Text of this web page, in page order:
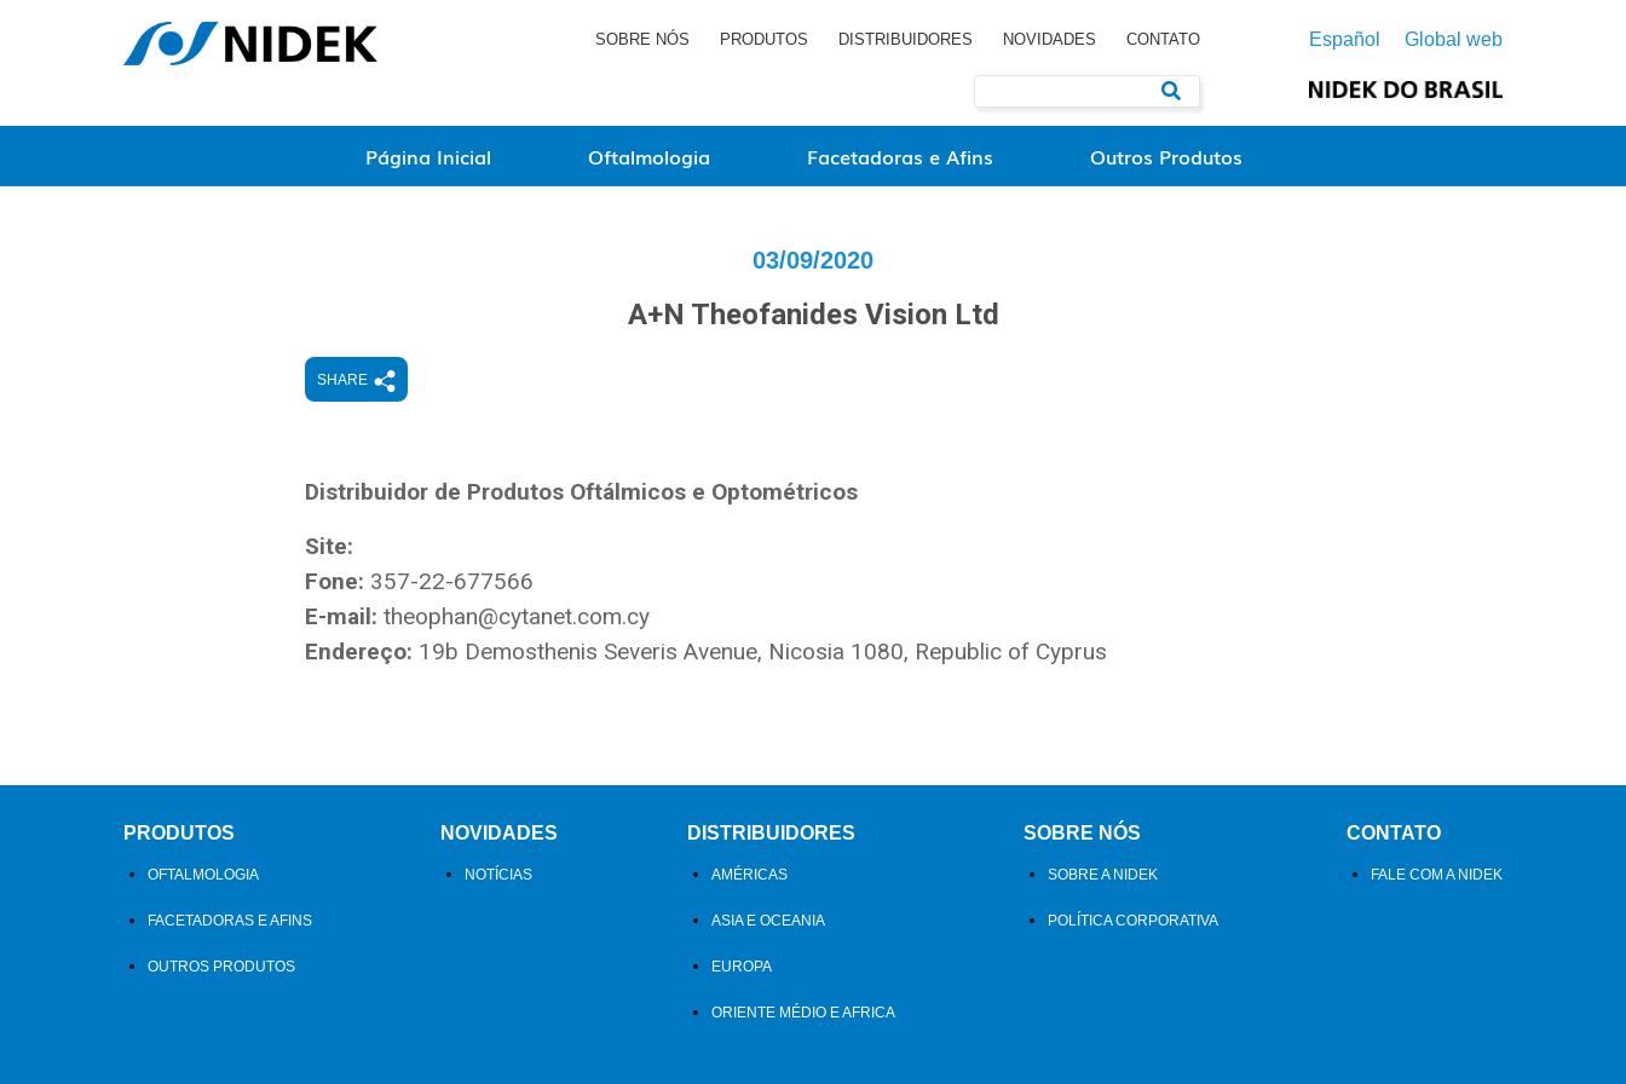
SOBRE NÓS PRODUTOS DISTRIBUIDORES NOVIDADES CONTATO Español Global web
Página Inicial Oftalmologia Facetadoras e Afins Outros Produtos
03/09/2020
A+N Theofanides Vision Ltd
SHARE
Distribuidor de Produtos Oftálmicos e Optométricos
Site:
Fone: 357-22-677566
E-mail: theophan@cytanet.com.cy
Endereço: 19b Demosthenis Severis Avenue, Nicosia 1080, Republic of Cyprus
PRODUTOS
OFTALMOLOGIA
FACETADORAS E AFINS
OUTROS PRODUTOS
NOVIDADES
NOTÍCIAS
DISTRIBUIDORES
AMÉRICAS
ASIA E OCEANIA
EUROPA
ORIENTE MÉDIO E AFRICA
SOBRE NÓS
SOBRE A NIDEK
POLÍTICA CORPORATIVA
CONTATO
FALE COM A NIDEK